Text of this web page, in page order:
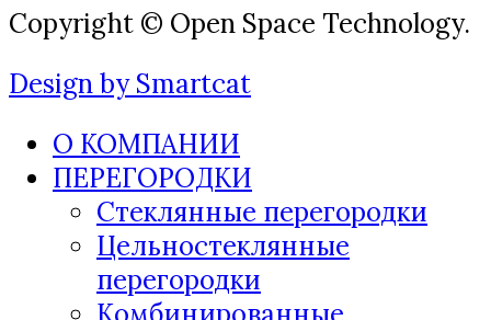
Copyright © Open Space Technology.
Design by Smartcat
О КОМПАНИИ
ПЕРЕГОРОДКИ
Стеклянные перегородки
Цельностеклянные
перегородки